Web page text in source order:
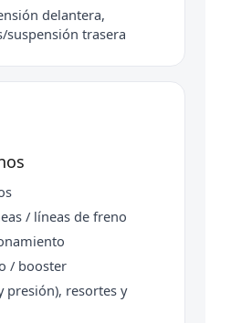
delantera,
trasera
/ líneas de freno
/ booster
presión), resortes y